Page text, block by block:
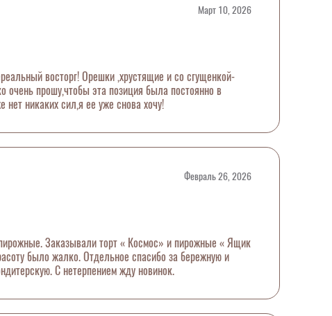
Март 10, 2026
восторг! Орешки ,хрустящие и со сгущенкой-
очень прошу,чтобы эта позиция была постоянно в
нет никаких сил,я ее уже снова хочу!
Февраль 26, 2026
Заказывали торт « Космос» и пирожные « Ящик
было жалко. Отдельное спасибо за бережную и
С нетерпением жду новинок.